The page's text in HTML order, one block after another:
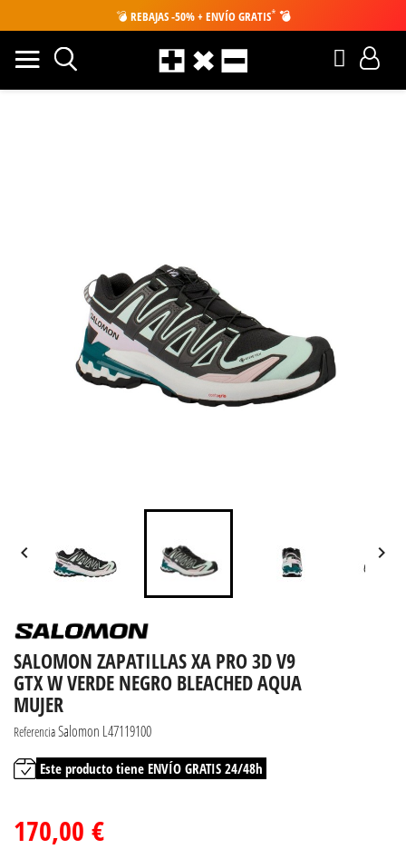
💣 REBAJAS -50% + ENVÍO GRATIS* 💣
 
SALOMON ZAPATILLAS XA PRO 3D V9
GTX W VERDE NEGRO BLEACHED AQUA
MUJER
ReferenciaSalomon L47119100
Este producto tiene ENVÍO GRATIS 24/48h
170,00 €